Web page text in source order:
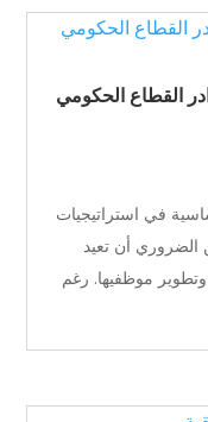
القطاع الحكومي
في استراتيجيات
الضروري أن تعيد
موظفيها. رغم